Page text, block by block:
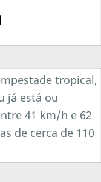
tropical,
já está ou
41 km/h e 62
de cerca de 110